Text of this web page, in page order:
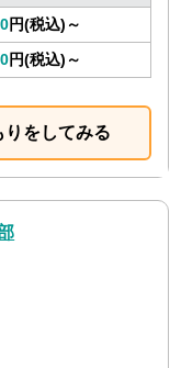
円(税込)～
円(税込)～
をしてみる